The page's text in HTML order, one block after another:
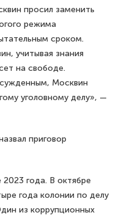
просил заменить
режима
сроком.
учитывая знания
на свободе.
Москвин
уголовному делу», —
приговор
года. В октябре
года колонии по делу
из коррупционных